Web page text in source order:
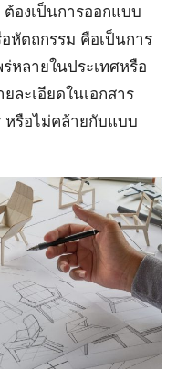
ต้องเป็นการออกแบบ
หัตถกรรม คือเป็นการ
ลายในประเทศหรือ
ละเอียดในเอกสาร
รือไม่คล้ายกับแบบ